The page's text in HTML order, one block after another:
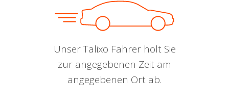
Unser Talixo Fahrer holt Sie
zur angegebenen Zeit am
angegebenen Ort ab.